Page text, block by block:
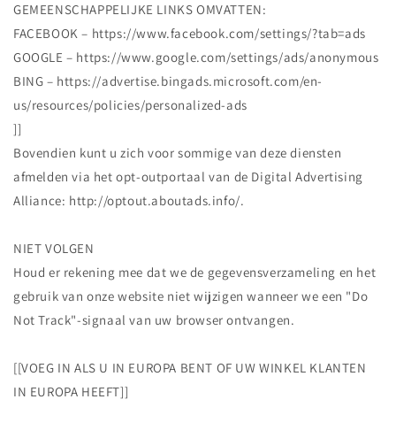
GEMEENSCHAPPELIJKE LINKS OMVATTEN:
FACEBOOK – https://www.facebook.com/settings/?tab=ads
GOOGLE – https://www.google.com/settings/ads/anonymous
BING – https://advertise.bingads.microsoft.com/en-
us/resources/policies/personalized-ads
]]
Bovendien kunt u zich voor sommige van deze diensten
afmelden via het opt-outportaal van de Digital Advertising
Alliance: http://optout.aboutads.info/.
NIET VOLGEN
Houd er rekening mee dat we de gegevensverzameling en het
gebruik van onze website niet wijzigen wanneer we een "Do
Not Track"-signaal van uw browser ontvangen.
[[VOEG IN ALS U IN EUROPA BENT OF UW WINKEL KLANTEN
IN EUROPA HEEFT]]